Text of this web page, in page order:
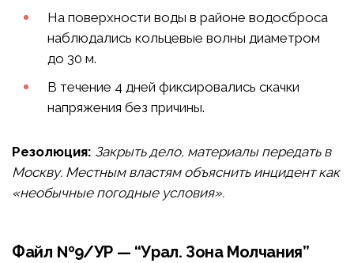
На поверхности воды в районе водосброса
наблюдались кольцевые волны диаметром
до 30 м.
В течение 4 дней фиксировались скачки
напряжения без причины.
Резолюция: Закрыть дело, материалы передать в
Москву. Местным властям объяснить инцидент как
«необычные погодные условия».
Файл №9/УР — “Урал. Зона Молчания”